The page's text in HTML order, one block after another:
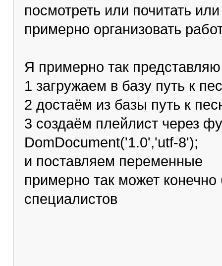
посмотреть или почитать
примерно организовать
Я примерно так представляю
1 загружаем в базу путь к
2 достаём из базы путь к
3 создаём плейлист через
DomDocument('1.0','utf-8');
и поставляем переменные
примерно так может конечно
специалистов